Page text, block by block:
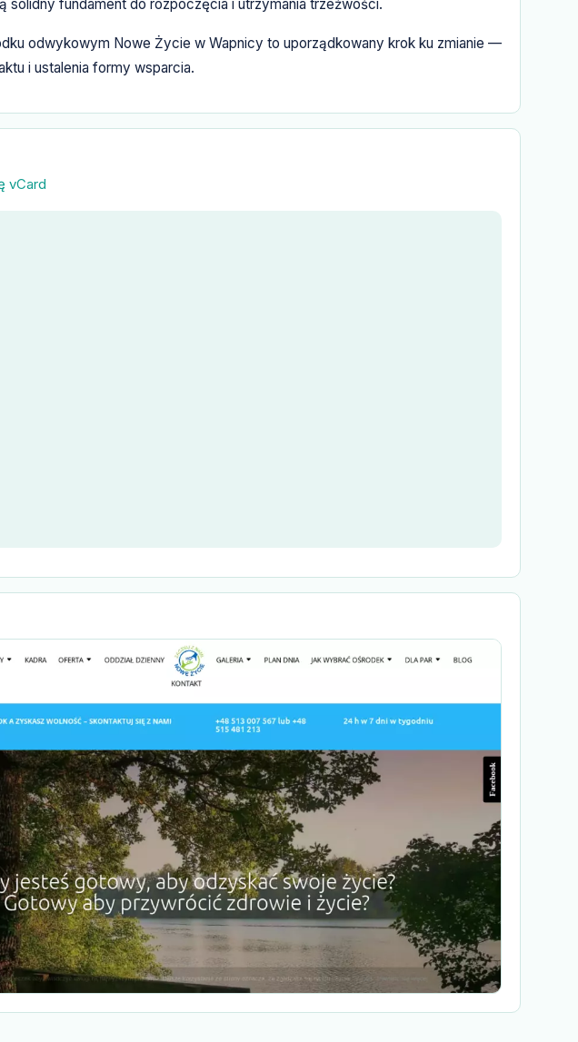
solidny fundament do rozpoczęcia i utrzymania trzeźwości.
odwykowym Nowe Życie w Wapnicy to uporządkowany krok ku zmianie —
i ustalenia formy wsparcia.
vCard